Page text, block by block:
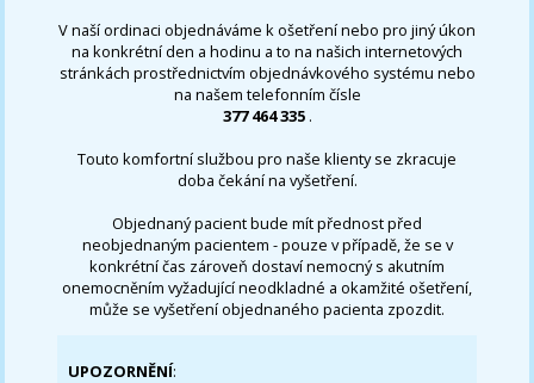
V naší ordinaci objednáváme k ošetření nebo pro jiný úkon
na konkrétní den a hodinu a to na našich internetových
stránkách prostřednictvím objednávkového systému nebo
na našem telefonním čísle
377 464 335 .
Touto komfortní službou pro naše klienty se zkracuje
doba čekání na vyšetření.
Objednaný pacient bude mít přednost před
neobjednaným pacientem - pouze v případě, že se v
konkrétní čas zároveň dostaví nemocný s akutním
onemocněním vyžadující neodkladné a okamžité ošetření,
může se vyšetření objednaného pacienta zpozdit.
UPOZORNĚNÍ: